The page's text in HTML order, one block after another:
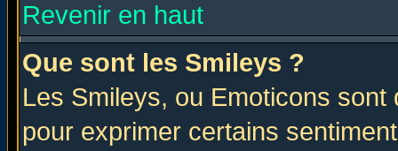
Revenir en haut
Que sont les Smileys ?
Les Smileys, ou Emoticons
pour exprimer certains